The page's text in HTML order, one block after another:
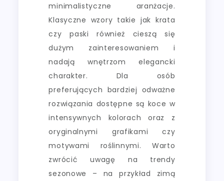
minimalistyczne aranżacje.
Klasyczne wzory takie jak krata
czy paski również cieszą się
dużym zainteresowaniem i
nadają wnętrzom elegancki
charakter. Dla osób
preferujących bardziej odważne
rozwiązania dostępne są koce w
intensywnych kolorach oraz z
oryginalnymi grafikami czy
motywami roślinnymi. Warto
zwrócić uwagę na trendy
sezonowe – na przykład zimą